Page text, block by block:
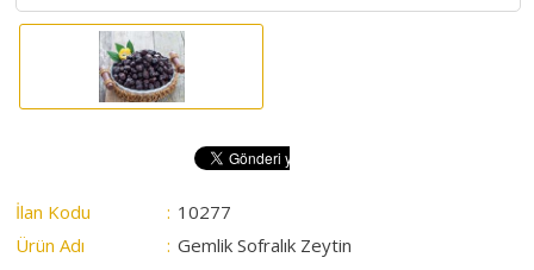
SSS
İlan Kodu : 10277
Ürün Adı
: Gemlik Sofralık Zeytin